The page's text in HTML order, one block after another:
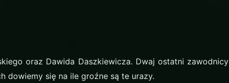
oraz Dawida Daszkiewicza. Dwaj ostatni zawodnicy
dowiemy się na ile groźne są te urazy.